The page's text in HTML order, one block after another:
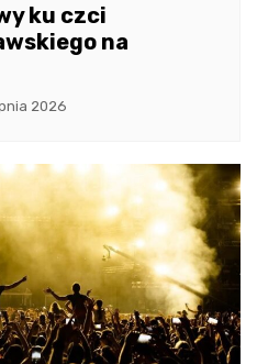
ku czci
na
2026